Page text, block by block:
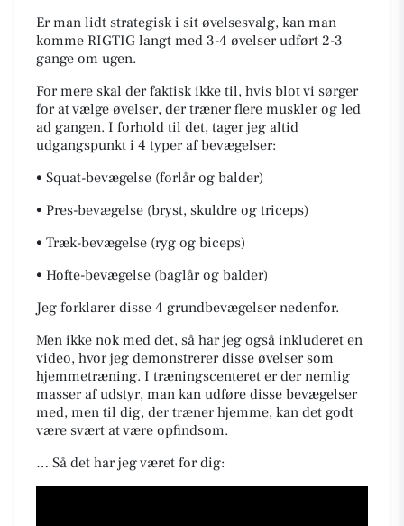
Er man lidt strategisk i sit øvelsesvalg, kan man
komme RIGTIG langt med 3-4 øvelser udført 2-3
gange om ugen.
For mere skal der faktisk ikke til, hvis blot vi sørger
for at vælge øvelser, der træner flere muskler og led
ad gangen. I forhold til det, tager jeg altid
udgangspunkt i 4 typer af bevægelser:
• Squat-bevægelse (forlår og balder)
• Pres-bevægelse (bryst, skuldre og triceps)
• Træk-bevægelse (ryg og biceps)
• Hofte-bevægelse (baglår og balder)
Jeg forklarer disse 4 grundbevægelser nedenfor.
Men ikke nok med det, så har jeg også inkluderet en
video, hvor jeg demonstrerer disse øvelser som
hjemmetræning. I træningscenteret er der nemlig
masser af udstyr, man kan udføre disse bevægelser
med, men til dig, der træner hjemme, kan det godt
være svært at være opfindsom.
… Så det har jeg været for dig: